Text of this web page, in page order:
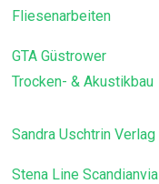
Fliesenarbeiten
GTA Güstrower
Trocken- & Akustikbau
Sandra Uschtrin Verlag
Stena Line Scandianvia